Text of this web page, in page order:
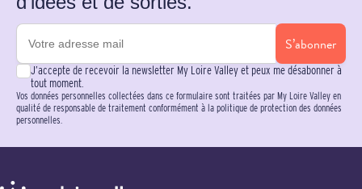
S’abonner
J’accepte de recevoir la newsletter My Loire Valley et peux me désabonner à
tout moment.
Vos données personnelles collectées dans ce formulaire sont traitées par My Loire Valley en
qualité de responsable de traitement conformément à la politique de protection des données
personnelles.